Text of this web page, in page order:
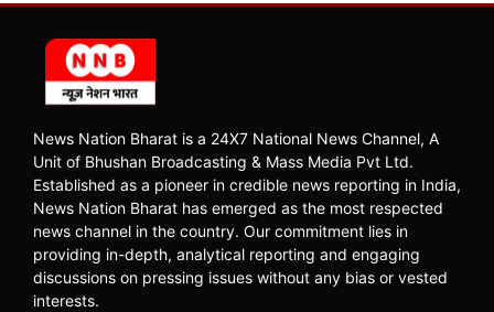
News Nation Bharat is a 24X7 National News Channel, A
Unit of Bhushan Broadcasting & Mass Media Pvt Ltd.
Established as a pioneer in credible news reporting in India,
News Nation Bharat has emerged as the most respected
news channel in the country. Our commitment lies in
providing in-depth, analytical reporting and engaging
discussions on pressing issues without any bias or vested
interests.